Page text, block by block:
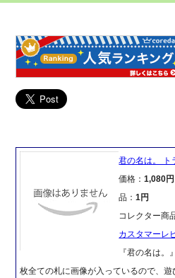
君の名は。 ト
価格：1,080
品：1円
コレクター商
カスタマーレ
『君の名は
枚全ての札に画像が入っているので、